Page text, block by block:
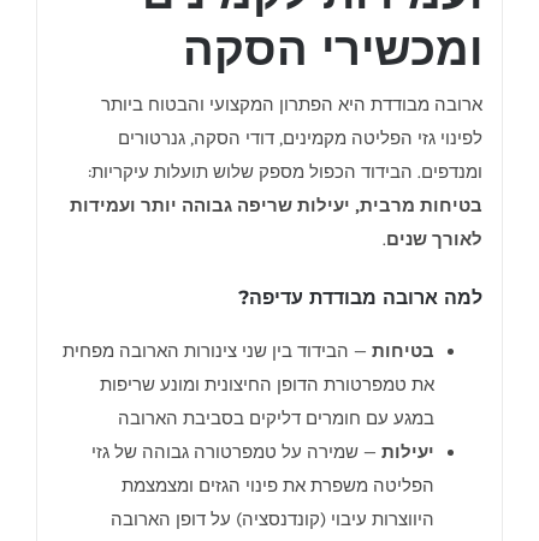
ומכשירי הסקה
ארובה מבודדת היא הפתרון המקצועי והבטוח ביותר
לפינוי גזי הפליטה מקמינים, דודי הסקה, גנרטורים
ומנדפים. הבידוד הכפול מספק שלוש תועלות עיקריות:
בטיחות מרבית, יעילות שריפה גבוהה יותר ועמידות
לאורך שנים.
למה ארובה מבודדת עדיפה?
בטיחות— הבידוד בין שני צינורות הארובה מפחית
את טמפרטורת הדופן החיצונית ומונע שריפות
במגע עם חומרים דליקים בסביבת הארובה
יעילות— שמירה על טמפרטורה גבוהה של גזי
הפליטה משפרת את פינוי הגזים ומצמצמת
היווצרות עיבוי (קונדנסציה) על דופן הארובה